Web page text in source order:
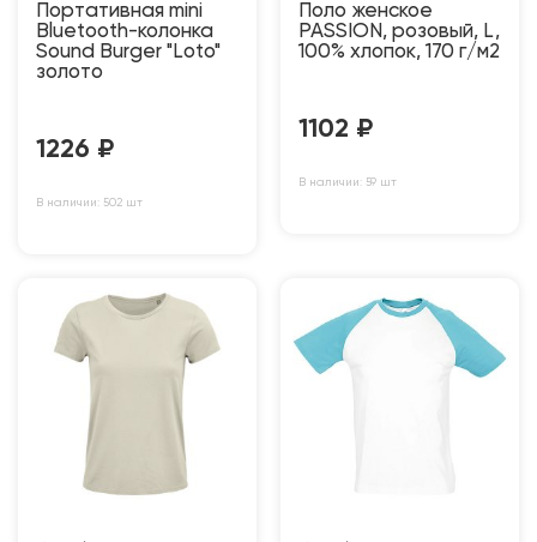
Портативная mini
Bluetooth-колонка
Sound Burger "Loto"
золото
1226 ₽
В наличии: 502 шт
Поло женское
PASSION, розовый, L,
100% хлопок, 170 г/м2
1102 ₽
В наличии: 59 шт